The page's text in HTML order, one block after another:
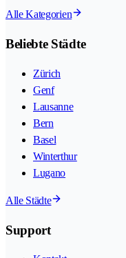
Alle Kategorien
Beliebte Städte
Zürich
Genf
Lausanne
Bern
Basel
Winterthur
Lugano
Alle Städte
Support